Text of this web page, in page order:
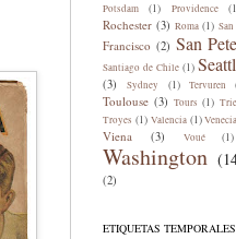
Potsdam (1) Providence
Rochester (3) Roma (1)
Francisco (2) San
Santiago de Chile (1)
(3) Sydney (1) Tervuren
Toulouse (3) Tours (1)
Troyes (1) Valencia (1) Venecia
Viena (3) Voué (1)
Washington
(2)
ETIQUETAS TEMPORALES